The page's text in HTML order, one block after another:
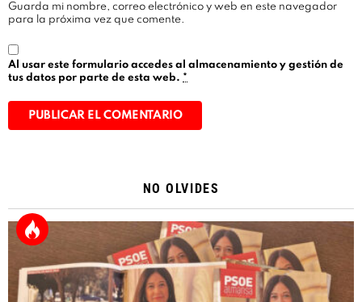
Guarda mi nombre, correo electrónico y web en este navegador
para la próxima vez que comente.
Al usar este formulario accedes al almacenamiento y gestión de
tus datos por parte de esta web. *
NO OLVIDES